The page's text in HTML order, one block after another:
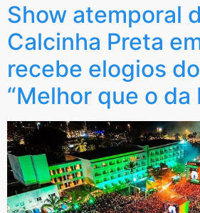
Show atemporal
Calcinha Preta
recebe elogios
“Melhor que o da